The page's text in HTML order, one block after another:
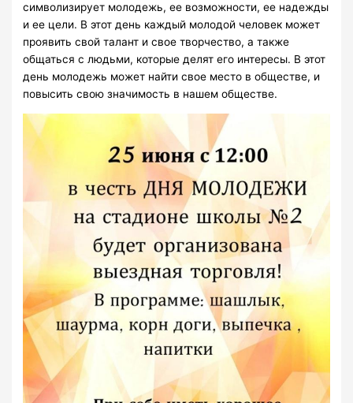
символизирует молодежь, ее возможности, ее надежды
и ее цели. В этот день каждый молодой человек может
проявить свой талант и свое творчество, а также
общаться с людьми, которые делят его интересы. В этот
день молодежь может найти свое место в обществе, и
повысить свою значимость в нашем обществе.